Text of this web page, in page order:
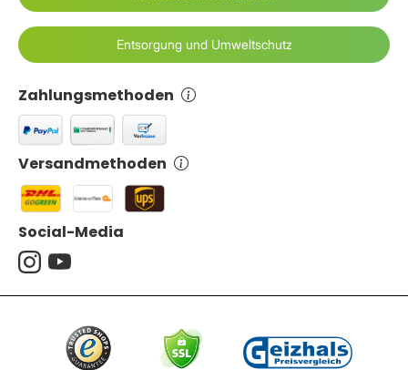
Zahlungsmethoden
Versandmethoden
Entsorgung und Umweltschutz
Social-Media